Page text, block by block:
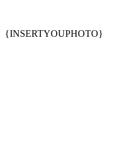
{INSERTYOUPHOTO}